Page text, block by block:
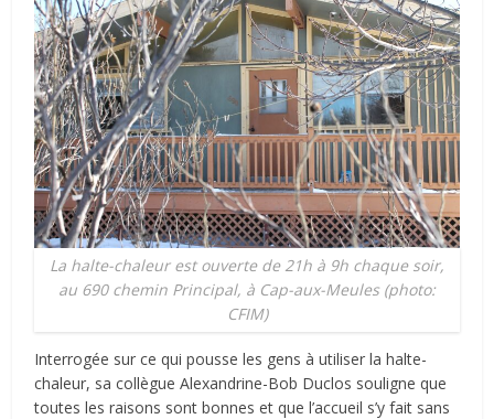
La halte-chaleur est ouverte de 21h à 9h chaque soir,
au 690 chemin Principal, à Cap-aux-Meules (photo:
CFIM)
Interrogée sur ce qui pousse les gens à utiliser la halte-
chaleur, sa collègue Alexandrine-Bob Duclos souligne que
toutes les raisons sont bonnes et que l’accueil s’y fait sans